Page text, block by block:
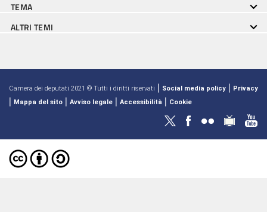
TEMA
ALTRI TEMI
Camera dei deputati 2021 © Tutti i diritti riservati | Social media policy | Privacy
| Mappa del sito | Avviso legale | Accessibilità | Cookie